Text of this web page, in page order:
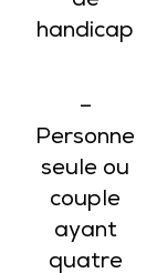
handicap
–
Personne
seule ou
couple
ayant
quatre